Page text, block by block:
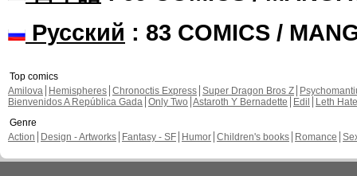
Русский : 83 COMICS /
Top comics
Amilova
Hemispheres Chronoctis Express Super Dragon Bros Z
Bienvenidos A República Gada Only Two Astaroth Y Bernadette Edil
Leth Hate
Genre
Action
Design - Artworks Fantasy - SF Humor Children's books Romance